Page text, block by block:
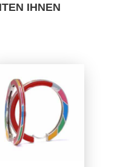
IHNEN